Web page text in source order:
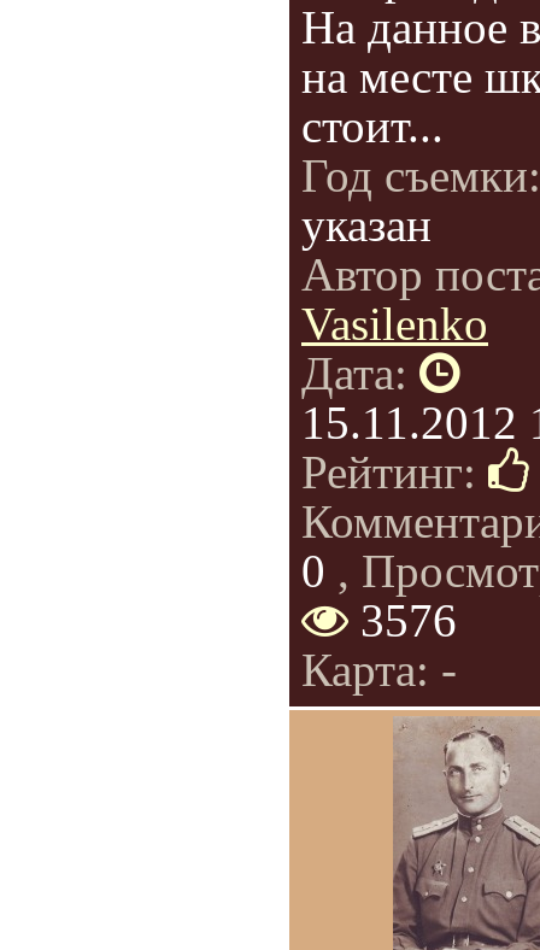
На данное
на месте
стоит...
Год
указан
Автор
Vasilenko
Дата:
15.11.2012
Рейтинг:
0 ,
3576
Карта: -